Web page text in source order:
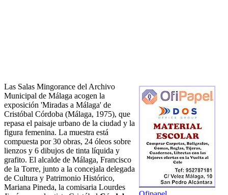
Las Salas Mingorance del Archivo
Municipal de Málaga acogen la
exposición 'Miradas a Málaga' de
Cristóbal Córdoba (Málaga, 1975), que
repasa el paisaje urbano de la ciudad y la
figura femenina. La muestra está
compuesta por 30 obras, 24 óleos sobre
lienzos y 6 dibujos de tinta líquida y
grafito. El alcalde de Málaga, Francisco
de la Torre, junto a la concejala delegada
de Cultura y Patrimonio Histórico,
Mariana Pineda, la comisaria Lourdes